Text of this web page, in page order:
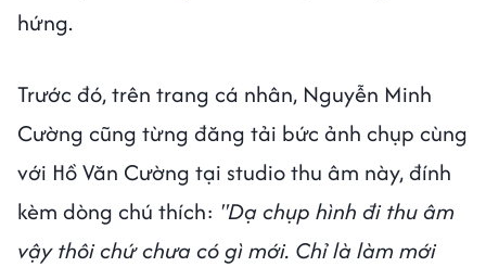
hứng.
Trước đó, trên trang cá nhân, Nguyễn Minh
Cường cũng từng đăng tải bức ảnh chụp cùng
với Hồ Văn Cường tại studio thu âm này, đính
kèm dòng chú thích: "Dạ chụp hình đi thu âm
vậy thôi chứ chưa có gì mới. Chỉ là làm mới